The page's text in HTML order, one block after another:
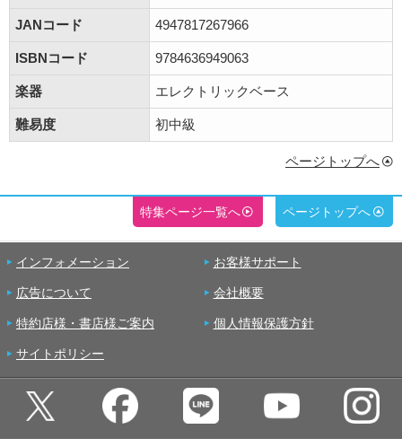
JANコード 4947817267966
ISBNコード 9784636949063
楽器 エレクトリックベース
難易度 初中級
ページトップへ
特集ページ一覧へ ページトップへ
インフォメーション お客様サポート
広告について 会社概要
特約店様・書店様ご案内 個人情報保護方針
サイトポリシー